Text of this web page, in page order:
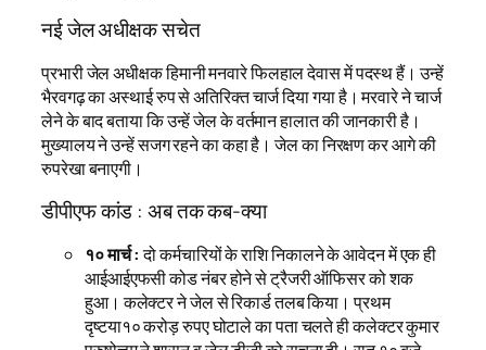
नई जेल अधीक्षक सचेत
प्रभारी जेल अधीक्षक हिमानी मनवारे फिलहाल देवास में पदस्थ हैं। उन्हें
भैरवगढ़ का अस्थाई रुप से अतिरिक्त चार्ज दिया गया है। मरवारे ने चार्ज
लेने के बाद बताया कि उन्हें जेल के वर्तमान हालात की जानकारी है।
मुख्यालय ने उन्हें सजग रहने का कहा है। जेल का निरक्षण कर आगे की
रुपरेखा बनाएगी।
डीपीएफ कांड : अब तक कब-क्या
१० मार्च :दो कर्मचारियों के राशि निकालने के आवेदन में एक ही
आईआईएफसी कोड नंबर होने से ट्रैजरी ऑफिसर को शक
हुआ। कलेक्टर ने जेल से रिकार्ड तलब किया। प्रथम
दृष्टया१० करोड़ रुपए घोटाले का पता चलते ही कलेक्टर कुमार